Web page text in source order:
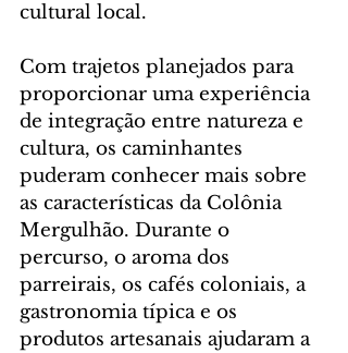
cultural local.
Com trajetos planejados para
proporcionar uma experiência
de integração entre natureza e
cultura, os caminhantes
puderam conhecer mais sobre
as características da Colônia
Mergulhão. Durante o
percurso, o aroma dos
parreirais, os cafés coloniais, a
gastronomia típica e os
produtos artesanais ajudaram a